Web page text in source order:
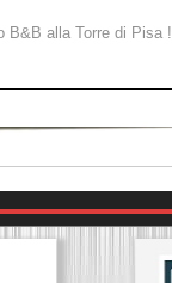
B&B alla Torre di Pisa !